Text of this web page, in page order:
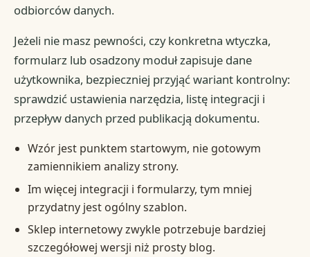
odbiorców danych.
Jeżeli nie masz pewności, czy konkretna wtyczka,
formularz lub osadzony moduł zapisuje dane
użytkownika, bezpieczniej przyjąć wariant kontrolny:
sprawdzić ustawienia narzędzia, listę integracji i
przepływ danych przed publikacją dokumentu.
Wzór jest punktem startowym, nie gotowym
zamiennikiem analizy strony.
Im więcej integracji i formularzy, tym mniej
przydatny jest ogólny szablon.
Sklep internetowy zwykle potrzebuje bardziej
szczegółowej wersji niż prosty blog.